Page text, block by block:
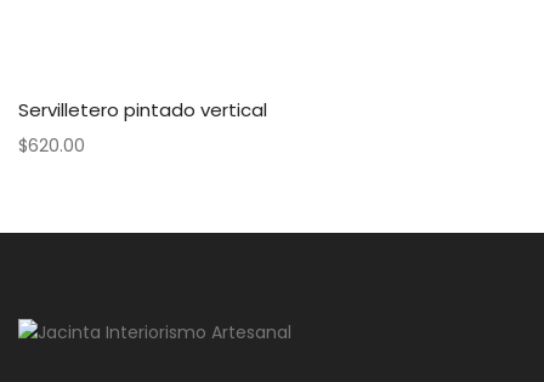
Servilletero pintado vertical
$620.00